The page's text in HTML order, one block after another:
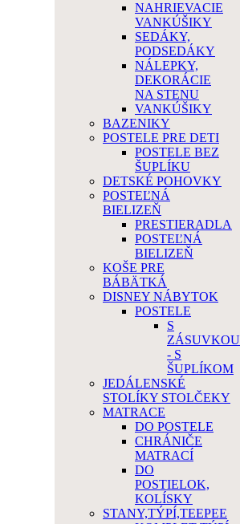
NAHRIEVACIE
VANKÚŠIKY
SEDÁKY,
PODSEDÁKY
NÁLEPKY,
DEKORÁCIE
NA STENU
VANKÚŠIKY
BAZENIKY
POSTELE PRE DETI
POSTELE BEZ
ŠUPLÍKU
DETSKÉ POHOVKY
POSTEĽNÁ
BIELIZEŇ
PRESTIERADLA
POSTEĽNÁ
BIELIZEŇ
KOŠE PRE
BÁBÄTKÁ
DISNEY NÁBYTOK
POSTELE
S
ZÁSUVKOU
- S
ŠUPLÍKOM
JEDÁLENSKÉ
STOLÍKY STOLČEKY
MATRACE
DO POSTELE
CHRÁNIČE
MATRACÍ
DO
POSTIELOK,
KOLÍSKY
STANY,TÝPÍ,TEEPEE